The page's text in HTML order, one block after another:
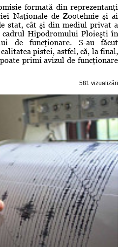
formată din reprezentanţi
Naţionale de Zootehnie şi ai
stat, cât şi din mediul privat a
Hipodromului Ploieşti în
de funcţionare. S-au făcut
pistei, astfel, că, la final,
primi avizul de funcţionare
581 vizualizări